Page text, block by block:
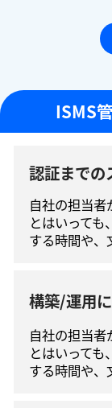
ISMS
認証までの
自社の担当
とはいって
する時間や、
構築/運用
自社の担当
とはいって
する時間や、